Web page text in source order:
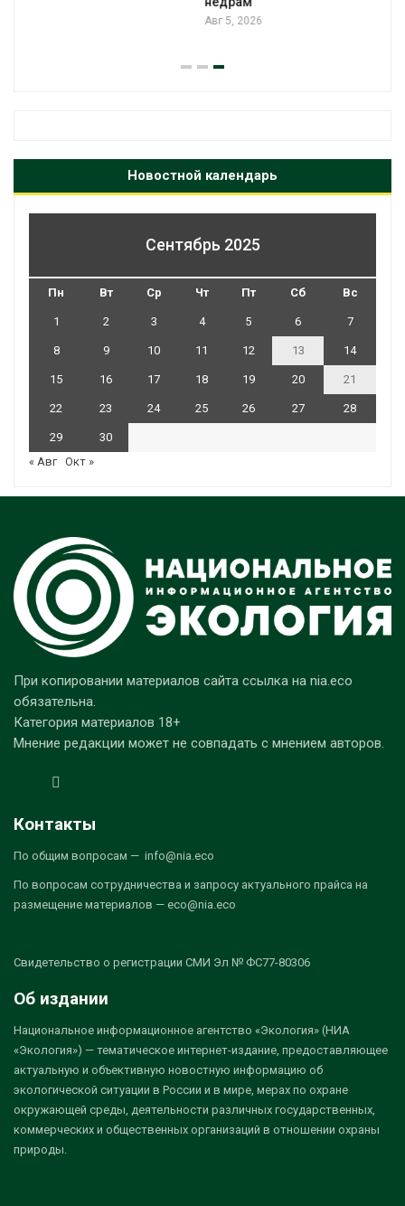
Новостной календарь
Сентябрь 2025
Пн Вт Ср Чт Пт Сб Вс
1 2 3 4 5 6 7
8 9 10 11 12 13 14
15 16 17 18 19 20 21
22 23 24 25 26 27 28
29
30
« Авг Окт »
При копировании материалов сайта ссылка на nia.eco
обязательна.
Категория материалов 18+
Мнение редакции может не совпадать с мнением авторов.
Контакты
По общим вопросам — info@nia.eco
По вопросам сотрудничества и запросу актуального прайса на
размещение материалов — eco@nia.eco
Свидетельство о регистрации СМИ Эл № ФС77-80306
Об издании
Национальное информационное агентство «Экология» (НИА
«Экология») — тематическое интернет-издание, предоставляющее
актуальную и объективную новостную информацию об
экологической ситуации в России и в мире, мерах по охране
окружающей среды, деятельности различных государственных,
коммерческих и общественных организаций в отношении охраны
природы.